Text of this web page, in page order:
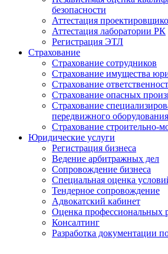
безопасности
Аттестация
Аттестация лаборатории РК
Регистрация ЭТЛ
Страхование
Страхование сотрудников
Страхование имущества
Страхование
Страхование опасных
Страхование
передвижного оборудования
Страхование строительно-
Юридические услуги
Регистрация бизнеса
Ведение арбитражных дел
Сопровождение бизнеса
Специальная оценка
Тендерное сопровождение
Адвокатский кабинет
Оценка профессиональных
Консалтинг
Разработка документации